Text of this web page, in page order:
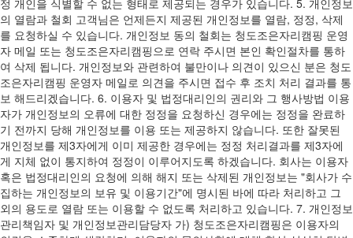
정 개인을 식별할 수 없는 형태로 제공되는 경우가 있습니다. 5. 개인정보
의 열람과 철회 고객님은 언제든지 제공된 개인정보를 열람, 정정, 삭제
를 요청하실 수 있습니다. 개인정보 동의 철회는 청도조은자리캠핑 운영
자 메일 또는 청도조은자리캠핑으로 연락 주시면 본인 확인절차를 통하
여 삭제 됩니다. 개인정보와 관련하여 불만이나 의견이 있으신 분은 청도
조은자리캠핑 운영자 메일로 의견을 주시면 접수 후 조치 처리 결과를 통
보 해드리겠습니다. 6. 이용자 및 법정대리인의 권리와 그 행사방법 이용
자가 개인정보의 오류에 대한 정정을 요청하신 경우에는 정정을 완료하
기 전까지 당해 개인정보를 이용 또는 제공하지 않습니다. 또한 잘못된
개인정보를 제3자에게 이미 제공한 경우에는 정정 처리결과를 제3자에
게 지체 없이 통지하여 정정이 이루어지도록 하겠습니다. 회사는 이용자
혹은 법정대리인의 요청에 의해 해지 또는 삭제된 개인정보는 "회사가 수
집하는 개인정보의 보유 및 이용기간"에 명시된 바에 따라 처리하고 그
외의 용도로 열람 또는 이용할 수 없도록 처리하고 있습니다. 7. 개인정보
관리책임자 및 개인정보관리담당자 가) 청도조은자리캠핑은 이용자의